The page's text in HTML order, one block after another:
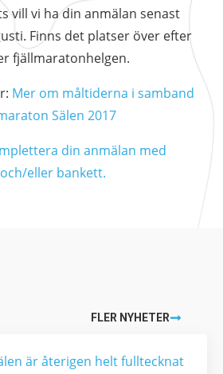
vill vi ha din anmälan senast
Finns det platser över efter
fjällmaratonhelgen.
Mer om måltiderna i samband
Sälen 2017
din anmälan med
eller bankett.
FLER NYHETER